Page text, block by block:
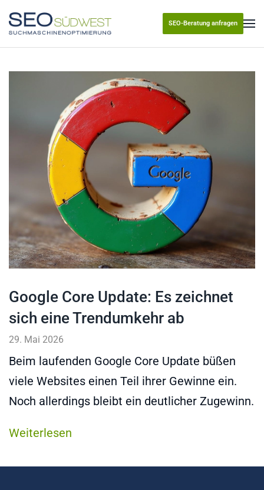
Skip to main content
SEO-Beratung anfragen
Google Core Update: Es zeichnet
sich eine Trendumkehr ab
29. Mai 2026
Beim laufenden Google Core Update büßen
viele Websites einen Teil ihrer Gewinne ein.
Noch allerdings bleibt ein deutlicher Zugewinn.
Weiterlesen